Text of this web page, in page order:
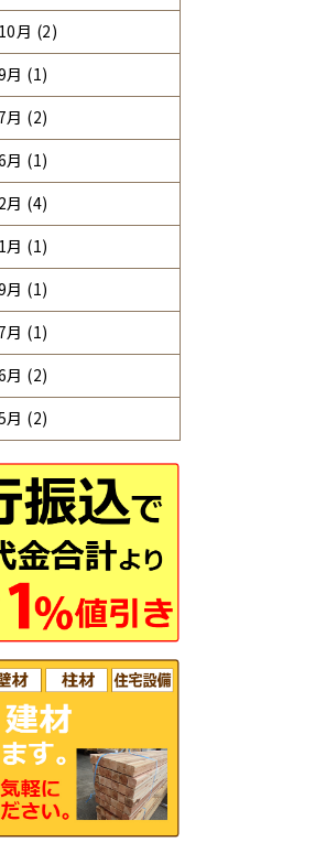
月 (2)
月 (1)
月 (2)
月 (1)
月 (4)
月 (1)
月 (1)
月 (1)
月 (2)
月 (2)